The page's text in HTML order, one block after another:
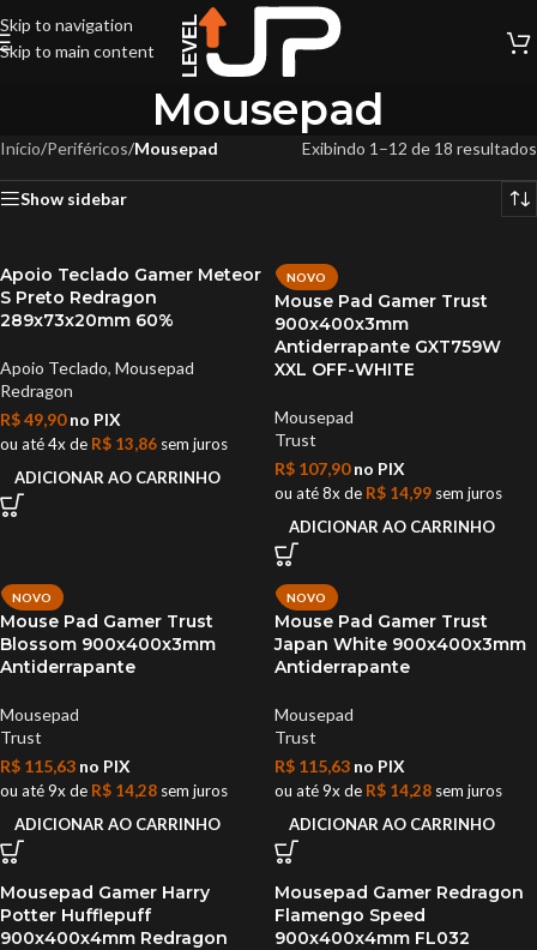
Skip to navigation
Skip to main content
Mousepad
Início/Periféricos/Mousepad Exibindo 1–12 de 18 resultados
Show sidebar
Apoio Teclado Gamer Meteor
S Preto Redragon
289x73x20mm 60%
Apoio Teclado, Mousepad
Redragon
R$49,90no PIX
ou até 4x de R$ 13,86 sem juros
ADICIONAR AO CARRINHO
NOVO
Mouse Pad Gamer Trust
900x400x3mm
Antiderrapante GXT759W
XXL OFF-WHITE
Mousepad
Trust
R$ 107,90no PIX
ou até 8x de R$ 14,99 sem juros
ADICIONAR AO CARRINHO
NOVO
Mouse Pad Gamer Trust
Blossom 900x400x3mm
Antiderrapante
Mousepad
Trust
R$ 115,63 no PIX
ou até 9x de R$ 14,28 sem juros
ADICIONAR AO CARRINHO
NOVO
Mouse Pad Gamer Trust
Japan White 900x400x3mm
Antiderrapante
Mousepad
Trust
R$ 115,63 no PIX
ou até 9x de R$ 14,28 sem juros
ADICIONAR AO CARRINHO
Mousepad Gamer Harry
Potter Hufflepuff
900x400x4mm Redragon
Mousepad Gamer Redragon
Flamengo Speed
900x400x4mm FL032